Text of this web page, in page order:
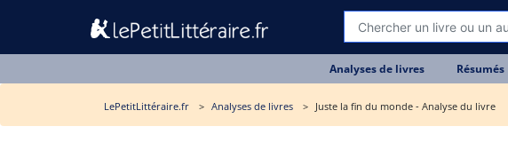
Analyses de livres Résumés
LePetitLittéraire.fr Analyses de livres Juste la fin du monde - Analyse du livre